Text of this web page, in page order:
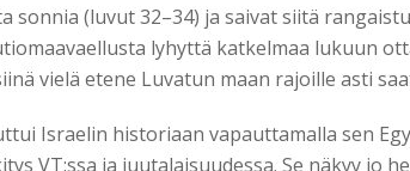
sonnia (luvut 32–34) ja saivat siitä
lyhyttä katkelmaa lukuun
vielä etene Luvatun maan rajoille asti
Israelin historiaan vapauttamalla sen
VT:ssa ja juutalaisuudessa. Se näkyy jo